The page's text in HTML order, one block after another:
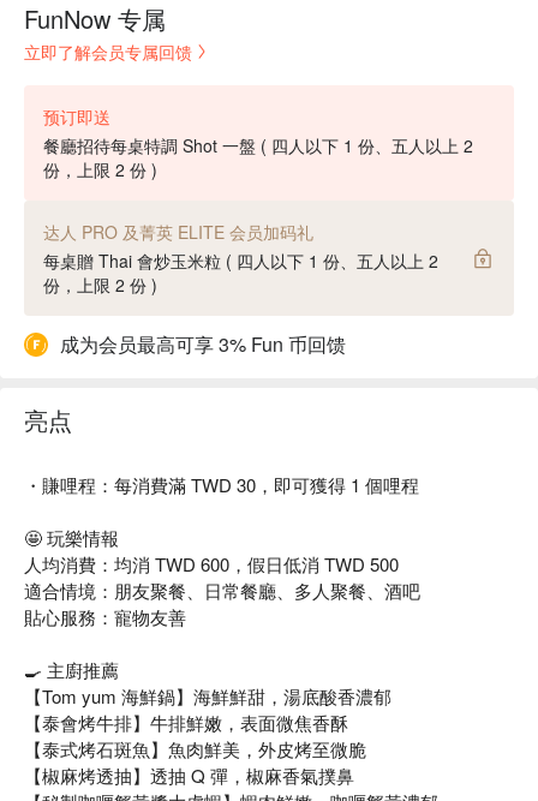
FunNow 专属
立即了解会员专属回馈
预订即送
餐廳招待每桌特調 Shot 一盤 ( 四人以下 1 份、五人以上 2
份，上限 2 份 )
达人 PRO 及菁英 ELITE 会员加码礼
每桌贈 Thai 會炒玉米粒 ( 四人以下 1 份、五人以上 2
份，上限 2 份 )
成为会员最高可享 3% Fun 币回馈
亮点
・賺哩程：每消費滿 TWD 30，即可獲得 1 個哩程
🤩 玩樂情報
人均消費：均消 TWD 600，假日低消 TWD 500
適合情境：朋友聚餐、日常餐廳、多人聚餐、酒吧
貼心服務：寵物友善
🍳 主廚推薦
【Tom yum 海鮮鍋】海鮮鮮甜，湯底酸香濃郁
【泰會烤牛排】牛排鮮嫩，表面微焦香酥
【泰式烤石斑魚】魚肉鮮美，外皮烤至微脆
【椒麻烤透抽】透抽 Q 彈，椒麻香氣撲鼻